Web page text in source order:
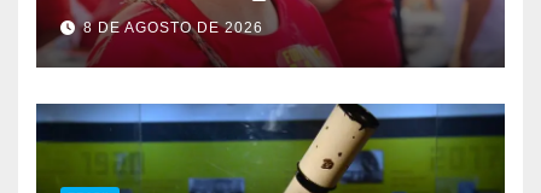
8 DE AGOSTO DE 2026